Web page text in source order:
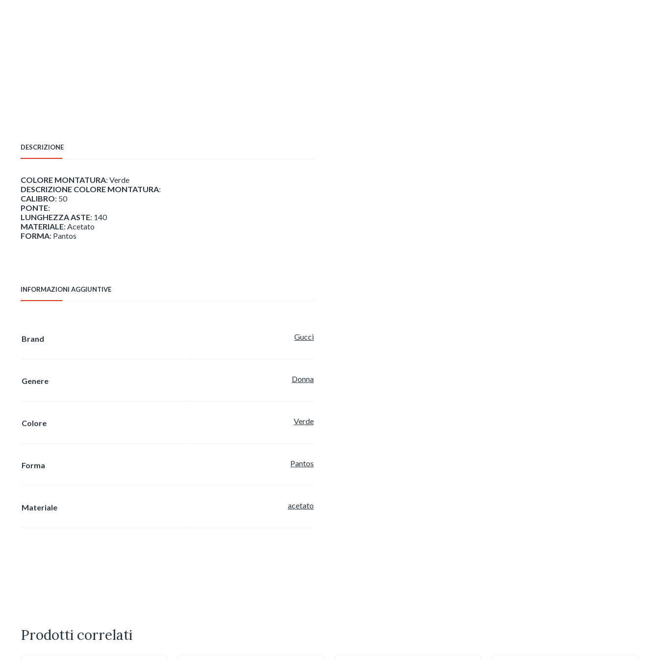
DESCRIZIONE
COLORE MONTATURA: Verde
DESCRIZIONE COLORE MONTATURA:
CALIBRO: 50
PONTE:
LUNGHEZZA ASTE: 140
MATERIALE: Acetato
FORMA: Pantos
INFORMAZIONI AGGIUNTIVE
Brand Gucci
Genere Donna
Colore Verde
Forma Pantos
Materiale acetato
Prodotti correlati